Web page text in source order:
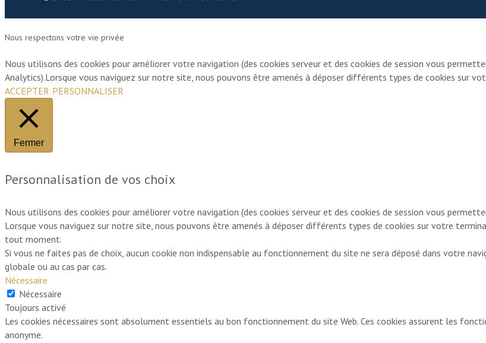
Nous respectons votre vie privée
Nous utilisons des cookies pour améliorer votre navigation (des cookies serveur et des cookies de session vous
Analytics).Lorsque vous naviguez sur notre site, nous pouvons être amenés à déposer différents types de cookies sur
ACCEPTER PERSONNALISER
Fermer
Personnalisation de vos choix
Nous utilisons des cookies pour améliorer votre navigation (des cookies serveur et des cookies de session vous
Lorsque vous naviguez sur notre site, nous pouvons être amenés à déposer différents types de cookies sur votre
tout moment.
Si vous ne faites pas de choix, aucun cookie non indispensable au fonctionnement du site ne sera déposé dans votre
globale ou au cas par cas.
Nécessaire
Nécessaire
Toujours activé
Les cookies nécessaires sont absolument essentiels au bon fonctionnement du site Web. Ces cookies assurent les
anonyme.